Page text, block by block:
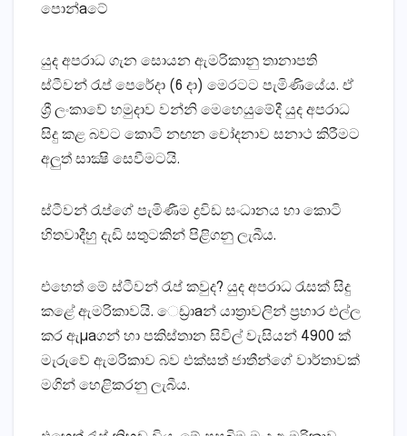
පොන්aටේ
යුද අපරාධ ගැන සොයන ඇමරිකානු තානාපති
ස්‌ටීවන් රැප් පෙරේදා (6 දා) මෙරටට පැමිණියේය. ඒ
ශ්‍රී ලංකාවේ හමුදාව වන්නි මෙහෙයුමේදී යුද අපරාධ
සිදු කළ බවට කොටි නඟන චෝදනාව සනාථ කිරීමට
අලුත් සාක්‍ෂි සෙවීමටයි.
ස්‌ටීවන් රැප්ගේ පැමිණීම ද්‍රවිඩ සංධානය හා කොටි
හිතවාදීහු දැඩි සතුටකින් පිළිගනු ලැබීය.
එහෙත් මේ ස්‌ටීවන් රැප් කවුද? යුද අපරාධ රැසක්‌ සිදු
කළේ ඇමරිකාවයි. ෙඩ්‍රාaන් යාත්‍රාවලින් ප්‍රහාර එල්ල
කර ඇµaගන් හා පකිස්‌තාන සිවිල් වැසියන් 4900 ක්‌
මැරුවේ ඇමරිකාව බව එක්‌සත් ජාතීන්ගේ වාර්තාවක්‌
මගින් හෙළිකරනු ලැබීය.